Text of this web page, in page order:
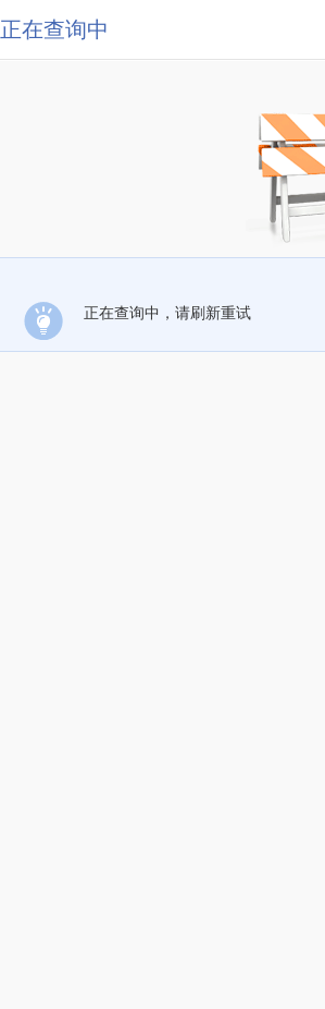
正在查询中
正在查询中，请刷新重试